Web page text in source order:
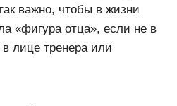
важно, чтобы в жизни
«фигура отца», если не в
лице тренера или